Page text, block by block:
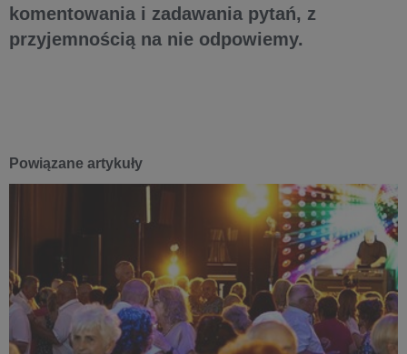
komentowania i zadawania pytań, z
przyjemnością na nie odpowiemy.
Powiązane artykuły